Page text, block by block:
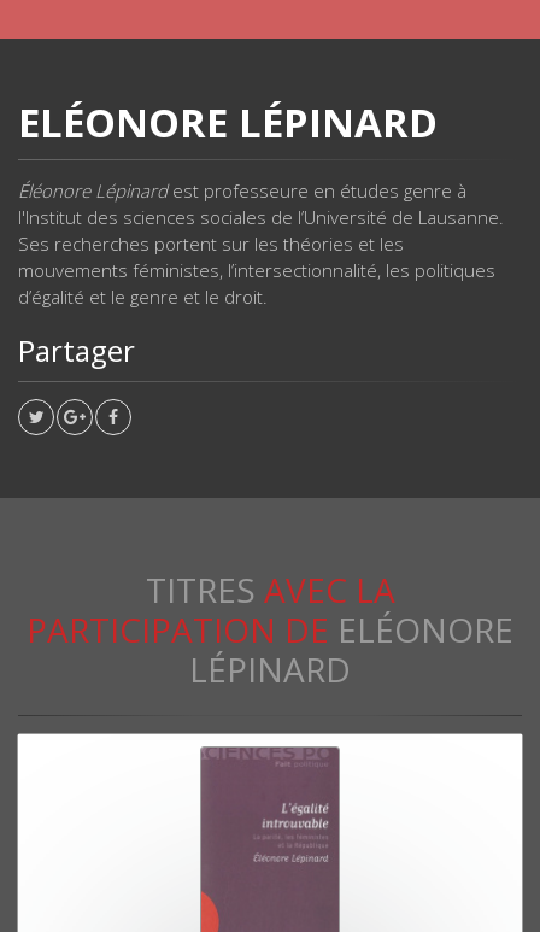
ELÉONORE LÉPINARD
Éléonore Lépinardest professeure en études genre à
l'Institut des sciences sociales de l’Université de Lausanne.
Ses recherches portent sur les théories et les
mouvements féministes, l’intersectionnalité, les politiques
d’égalité et le genre et le droit.
Partager
TITRES AVEC LA
PARTICIPATION DE ELÉONORE
LÉPINARD